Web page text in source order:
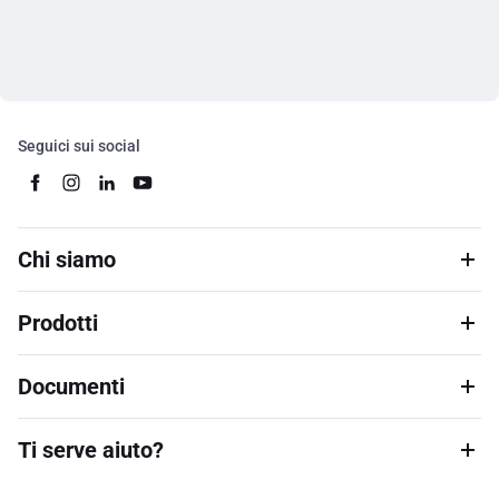
Seguici sui social
Chi siamo
Prodotti
Documenti
Ti serve aiuto?